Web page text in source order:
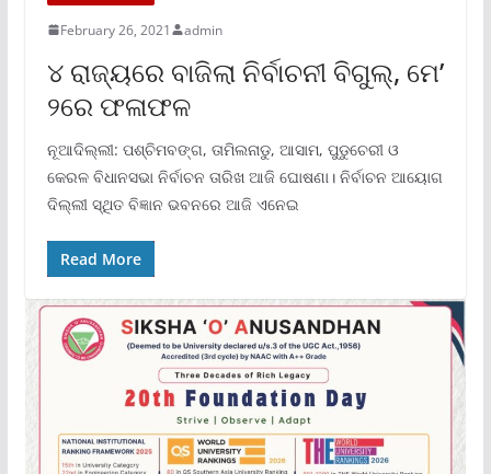
February 26, 2021 admin
୪ ରାଜ୍ୟରେ ବାଜିଲା ନିର୍ବାଚନୀ ବିଗୁଲ୍, ମେ’
୨ରେ ଫଳାଫଳ
ନୂଆଦିଲ୍ଲୀ: ପଶ୍ଚିମବଙ୍ଗ, ତାମିଲନାଡୁ, ଆସାମ, ପୁଡୁଚେରୀ ଓ
କେରଳ ବିଧାନସଭା ନିର୍ବାଚନ ତାରିଖ ଆଜି ଘୋଷଣା। ନିର୍ବାଚନ ଆୟୋଗ
ଦିଲ୍ଲୀ ସ୍ଥିତ ବିଜ୍ଞାନ ଭବନରେ ଆଜି ଏନେଇ
Read More